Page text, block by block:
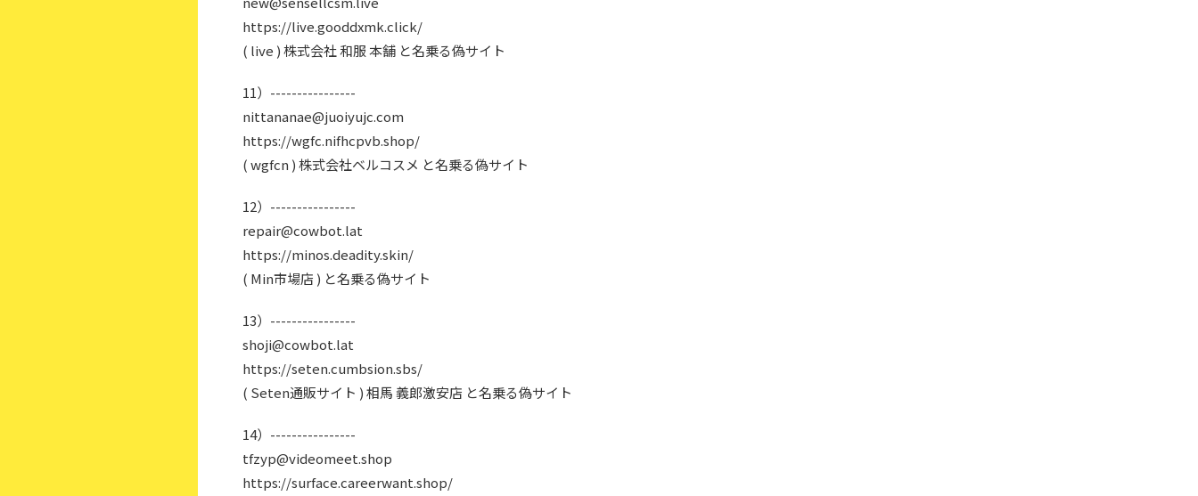
https://live.gooddxmk.click/
( live ) 株式会社 和服 本舗 と名乗る偽サイト
11）----------------
nittananae@juoiyujc.com
https://wgfc.nifhcpvb.shop/
( wgfcn ) 株式会社ベルコスメ と名乗る偽サイト
12）----------------
repair@cowbot.lat
https://minos.deadity.skin/
( Min市場店 ) と名乗る偽サイト
13）----------------
shoji@cowbot.lat
https://seten.cumbsion.sbs/
( Seten通販サイト ) 相馬 義郎激安店 と名乗る偽サイト
14）----------------
tfzyp@videomeet.shop
https://surface.careerwant.shop/